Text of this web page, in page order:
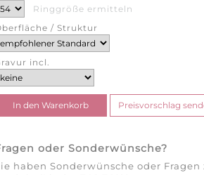
Ringgröße ermitteln
/ Struktur
incl.
oder Sonderwünsche?
haben Sonderwünsche oder Fragen